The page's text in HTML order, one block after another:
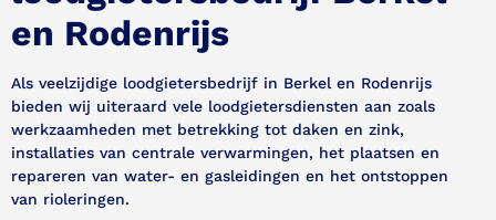
en Rodenrijs
Als veelzijdige loodgietersbedrijf in Berkel en Rodenrijs
bieden wij uiteraard vele loodgietersdiensten aan zoals
werkzaamheden met betrekking tot daken en zink,
installaties van centrale verwarmingen, het plaatsen en
repareren van water- en gasleidingen en het ontstoppen
van rioleringen.